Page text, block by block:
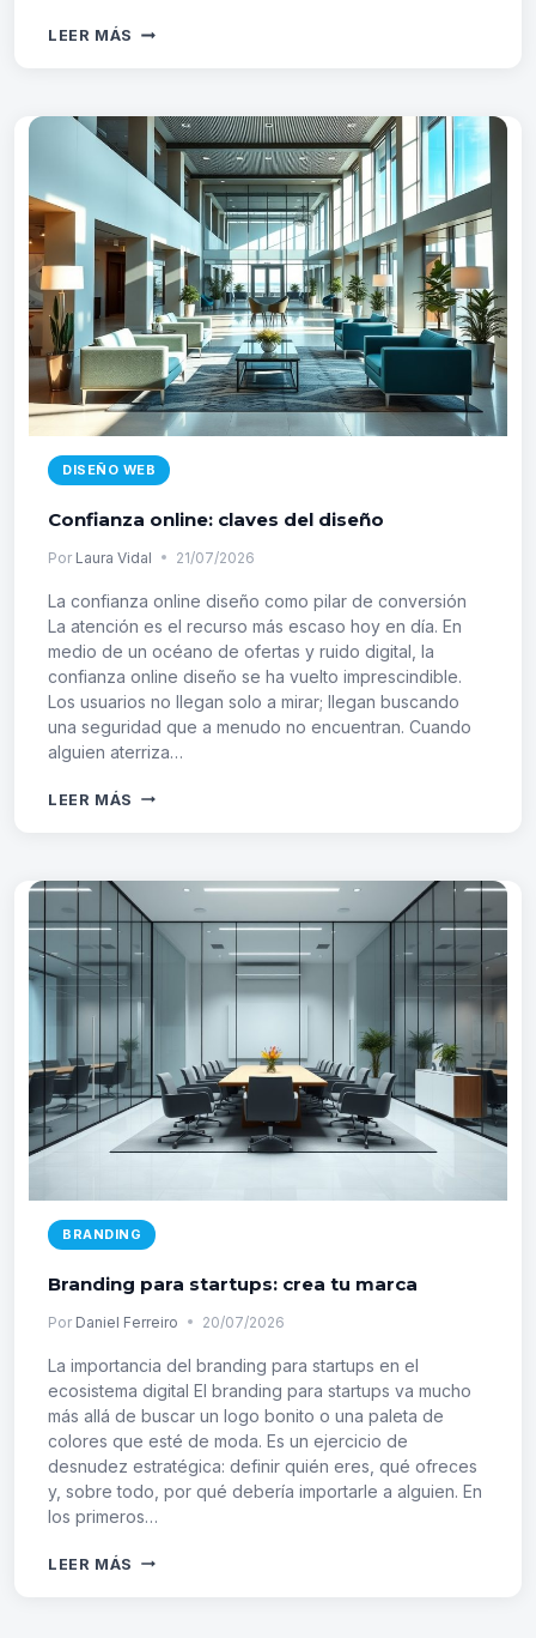
LEER MÁS CHATBOTS
UX
AUTOMATIZACIÓN
DISEÑO WEB
Confianza online: claves del diseño
Por Laura Vidal 21/07/2026
La confianza online diseño como pilar de conversión
La atención es el recurso más escaso hoy en día. En
medio de un océano de ofertas y ruido digital, la
confianza online diseño se ha vuelto imprescindible.
Los usuarios no llegan solo a mirar; llegan buscando
una seguridad que a menudo no encuentran. Cuando
alguien aterriza…
LEER MÁS CONFIANZA
DISEÑO
BRANDING
Branding para startups: crea tu marca
Por Daniel Ferreiro 20/07/2026
La importancia del branding para startups en el
ecosistema digital El branding para startups va mucho
más allá de buscar un logo bonito o una paleta de
colores que esté de moda. Es un ejercicio de
desnudez estratégica: definir quién eres, qué ofreces
y, sobre todo, por qué debería importarle a alguien. En
los primeros…
LEER MÁS BRANDING